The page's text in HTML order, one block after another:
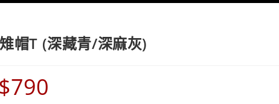
帽T (深藏青/深麻灰)
790